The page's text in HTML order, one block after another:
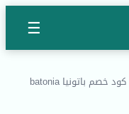
☰
كود خصم باتونيا batonia